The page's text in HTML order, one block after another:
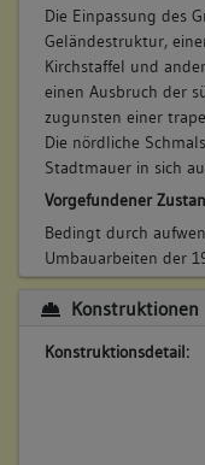
9. Bauphase:
(1742 - 1801)
Das Essichsche
errichtet: ein Neubau
einem Brunnen am
errichtete Scheune,
über einen Kellerhals
Stall auf dem
durch eine Mauer
Betroffene
keine
Bauwerkstyp:
Ländl./
Betroffene
keine
10. Besitzer:in:
(1730 - 1742)
Bemerkung Besitz:
kauft
Beschreibung:
Amtsbehausung
Beruf / Amt / Titel:
Die Einpassung des
Geländestruktur,
Kirchstaffel und
einen Ausbruch der
zugunsten einer
Die nördliche
Stadtmauer in sich
Vorgefundener
Bedingt durch
Umbauarbeiten der
beider Gebäude sehr
Bestand/Ausstattung:
Schulische Nutzung
Konstruktionen
Konstruktionsdetail: